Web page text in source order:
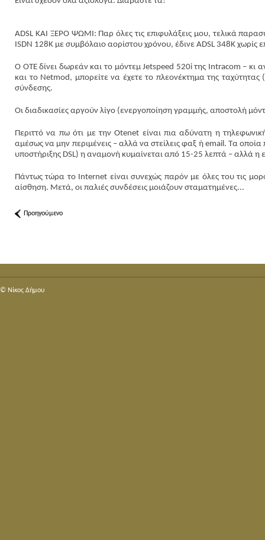
ADSL KAI ΞΕΡΟ ΨΩΜΙ: Παρ όλες τις επιφυλάξεις μου, τελικά
ISDN 128K με συμβόλαιο αορίστου χρόνου, έδινε ADSL 348K
Ο ΟΤΕ δίνει δωρεάν και το μόντεμ Jetspeed 520i της Intracom – κι
και το Netmod, μπορείτε να έχετε το πλεονέκτημα της
σύνδεσης.
Οι διαδικασίες αργούν λίγο (ενεργοποίηση γραμμής, αποστολή
Περιττό να πω ότι με την Otenet είναι πια αδύνατη η
αμέσως να μην περιμένεις – αλλά να στείλεις φαξ ή email. Τα
υποστήριξης DSL) η αναμονή κυμαίνεται από 15-25 λεπτά – αλλά η
Πάντως τώρα το Internet είναι συνεχώς παρόν με όλες του τις
αίσθηση. Μετά, οι παλιές συνδέσεις μοιάζουν σταματημένες...
Προηγούμενο
© Nίκος Δήμου